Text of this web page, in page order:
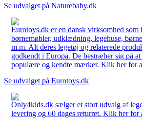
Se udvalget på Naturebaby.dk
Eurotoys.dk er en dansk virksomhed som
børnemøbler, udklædning, legehuse,
m.m. Alt deres legetøj og relaterede
godkendt i Europa. De bestræber sig på at
populære og kendte mærker. Klik her for
Se udvalget på Eurotoys.dk
Only4kids.dk sælger et stort udvalg af
levering og 60 dages returret. Klik her for